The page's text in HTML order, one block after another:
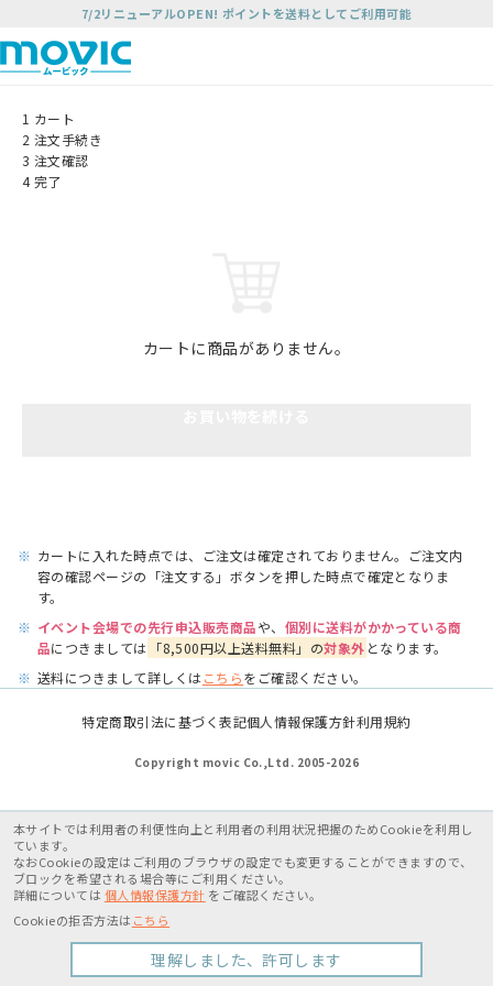
7/2リニューアルOPEN! ポイントを送料としてご利用可能
1 カート
2 注文手続き
3 注文確認
4 完了
カートに商品がありません。
※ カートに入れた時点では、ご注文は確定されておりません。ご注文内
容の確認ページの「注文する」ボタンを押した時点で確定となりま
す。
※ イベント会場での先行申込販売商品や、 個別に送料がかかっている商
品につきましては 「8,500円以上送料無料」の対象外 となります。
※ 送料につきまして詳しくはこちらをご確認ください。
特定商取引法に基づく表記個人情報保護方針利用規約
Copyright movic Co.,Ltd. 2005-2026
本サイトでは利用者の利便性向上と利用者の利用状況把握のためCookieを利用し
ています。
なおCookieの設定はご利用のブラウザの設定でも変更することができますので、
ブロックを希望される場合等にご利用ください。
詳細については 個人情報保護方針 をご確認ください。
Cookieの拒否方法は こちら
理解しました、許可します